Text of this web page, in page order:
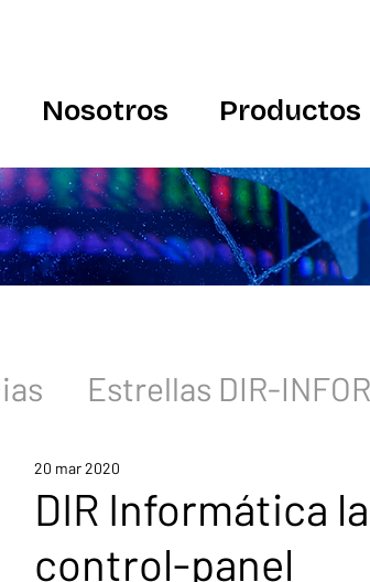
Estrellas DIR-
DIR Informática
control-panel
20 mar 2020
Nosotros Productos